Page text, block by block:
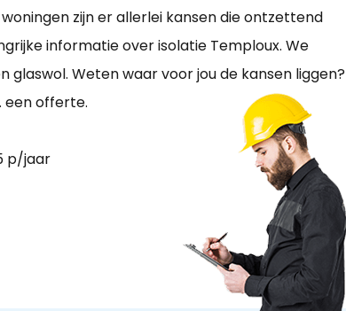
zijn er allerlei kansen die ontzettend
informatie over isolatie Temploux. We
glaswol. Weten waar voor jou de kansen liggen?
een offerte.
p/jaar